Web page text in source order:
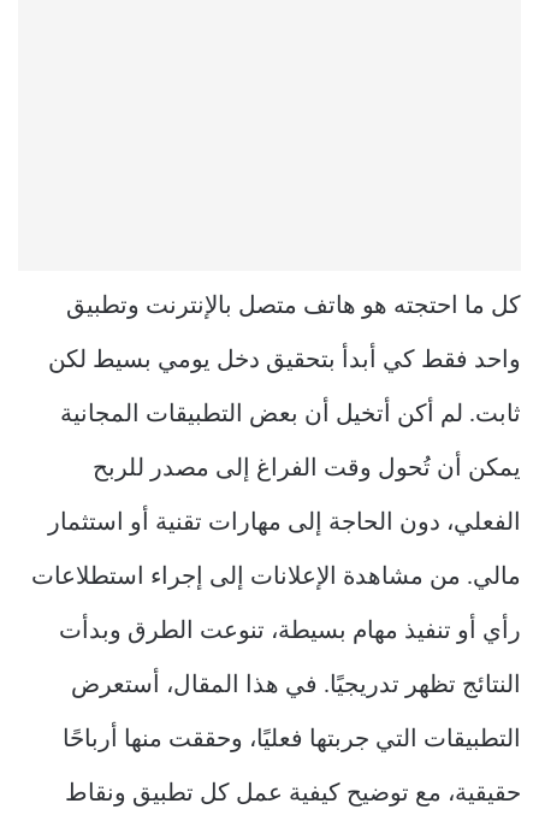
كل ما احتجته هو هاتف متصل بالإنترنت وتطبيق
واحد فقط كي أبدأ بتحقيق دخل يومي بسيط لكن
ثابت. لم أكن أتخيل أن بعض التطبيقات المجانية
يمكن أن تُحول وقت الفراغ إلى مصدر للربح
الفعلي، دون الحاجة إلى مهارات تقنية أو استثمار
مالي. من مشاهدة الإعلانات إلى إجراء استطلاعات
رأي أو تنفيذ مهام بسيطة، تنوعت الطرق وبدأت
النتائج تظهر تدريجيًا. في هذا المقال، أستعرض
التطبيقات التي جربتها فعليًا، وحققت منها أرباحًا
حقيقية، مع توضيح كيفية عمل كل تطبيق ونقاط